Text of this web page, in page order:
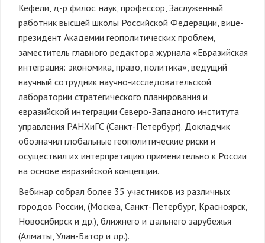
Кефели, д-р филос. наук, профессор, Заслуженный
работник высшей школы Российской Федерации, вице-
президент Академии геополитических проблем,
заместитель главного редактора журнала «Евразийская
интеграция: экономика, право, политика», ведущий
научный сотрудник научно-исследовательской
лаборатории стратегического планирования и
евразийской интеграции Северо-Западного института
управления РАНХиГС (Санкт-Петербург). Докладчик
обозначил глобальные геополитические риски и
осуществил их интерпретацию применительно к России
на основе евразийской концепции.
Вебинар собрал более 35 участников из различных
городов России, (Москва, Санкт-Петербург, Красноярск,
Новосибирск и др.), ближнего и дальнего зарубежья
(Алматы, Улан-Батор и др.).